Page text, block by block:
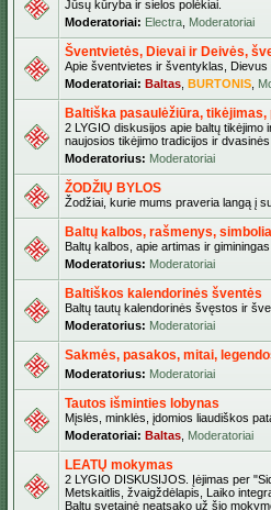
Jūsų kūryba ir sielos polėkiai.
Moderatoriai: Electra Moderatoriai
Šventvietės, Dievai ir Deivės,
Apie šventvietes ir šventyklas,
Moderatoriai: Baltas BURTONIS
Baltiška pasaulėžiūra,
2 LYGIO diskusijos apie baltų
naujosios tikėjimo tradicijos ir
Moderatorius: Moderatoriai
ŽODŽIŲ BYLOS
Žodžiai, kurie mums praveria langą į
Baltų kalbos, rašmenys,
Baltų kalbos, apie artimas ir
Moderatorius: Moderatoriai
Baltiškos kalendorinės šventės
Baltų tautų kalendorinės švęstos ir
Moderatorius: Moderatoriai
Sakmės, pasakos, mitai,
Moderatorius: Moderatoriai
Tautos išminties lobynas
Mįslės, minklės, įdomios liaudiškos
Moderatoriai: Baltas Moderatoriai
LEATŲ mokymas
2 LYGIO DISKUSIJOS. Įėjimas per
Metskaitlis, žvaigždėlapis, Laiko
Baltų svetainė neatsako už šio